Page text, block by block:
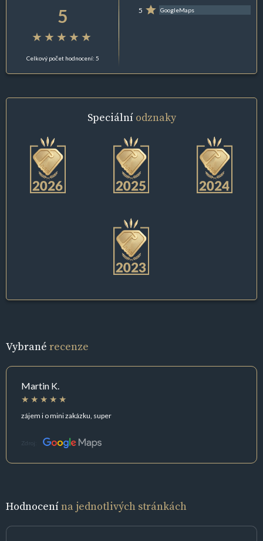
5
Celkový počet hodnocení: 5
5 GoogleMaps
Speciální odznaky
Vybrané recenze
Martin K.
zájem i o mini zakázku, super
Zdroj:
Hodnocenína jednotlivých stránkách